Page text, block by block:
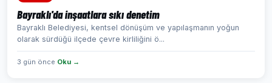
Bayraklı'da inşaatlara sıkı denetim
Bayraklı Belediyesi, kentsel dönüşüm ve yapılaşmanın yoğun
olarak sürdüğü ilçede çevre kirliliğini ö...
3 gün önce Oku →